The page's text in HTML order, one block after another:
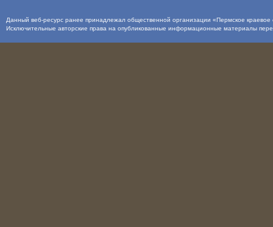
Данный веб-ресурс ранее принадлежал общественной организации «Пермское
Исключительные авторские права на опубликованные информационные материалы